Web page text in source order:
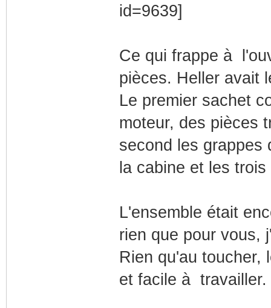
Ce qui frappe à
pièces. Heller avait
Le premier sachet
moteur, des pièces
second les grappes
la cabine et les
L'ensemble était
rien que pour vous,
Rien qu'au toucher,
et facile à travailler.